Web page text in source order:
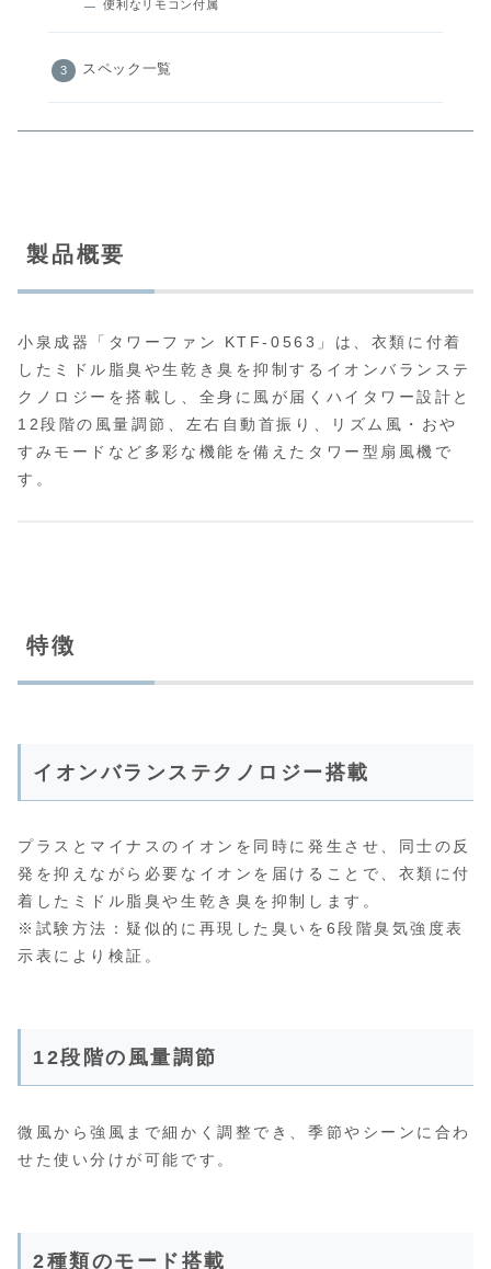
便利なリモコン付属
スペック一覧
製品概要
小泉成器「タワーファン KTF-0563」は、衣類に付着
したミドル脂臭や生乾き臭を抑制するイオンバランステ
クノロジーを搭載し、全身に風が届くハイタワー設計と
12段階の風量調節、左右自動首振り、リズム風・おや
すみモードなど多彩な機能を備えたタワー型扇風機で
す。
特徴
イオンバランステクノロジー搭載
プラスとマイナスのイオンを同時に発生させ、同士の反
発を抑えながら必要なイオンを届けることで、衣類に付
着したミドル脂臭や生乾き臭を抑制します。
※試験方法：疑似的に再現した臭いを6段階臭気強度表
示表により検証。
12段階の風量調節
微風から強風まで細かく調整でき、季節やシーンに合わ
せた使い分けが可能です。
2種類のモード搭載